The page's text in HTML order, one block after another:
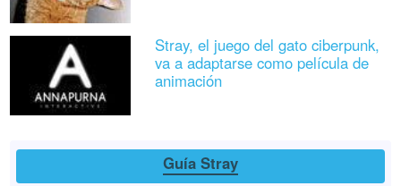
Stray, el juego del gato ciberpunk,
va a adaptarse como película de
animación
Guía Stray